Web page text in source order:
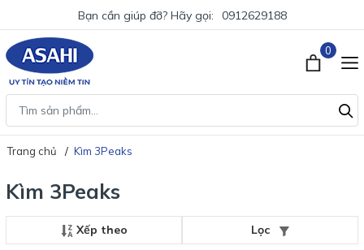
Bạn cần giúp đỡ? Hãy gọi: 0912629188
0
Trang chủ Kìm 3Peaks
Kìm 3Peaks
Xếp theo Lọc